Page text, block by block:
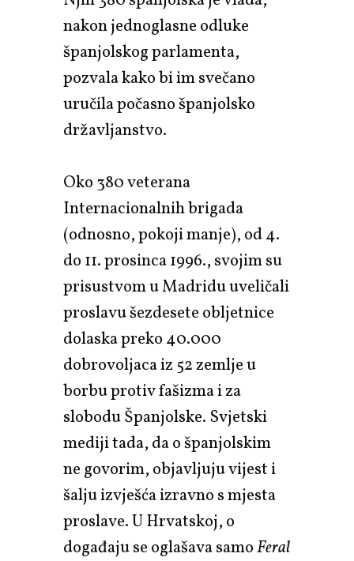
nakon jednoglasne odluke
španjolskog parlamenta,
pozvala kako bi im svečano
uručila počasno španjolsko
državljanstvo.
Oko 380 veterana
Internacionalnih brigada
(odnosno, pokoji manje), od 4.
do 11. prosinca 1996., svojim su
prisustvom u Madridu uveličali
proslavu šezdesete obljetnice
dolaska preko 40.000
dobrovoljaca iz 52 zemlje u
borbu protiv fašizma i za
slobodu Španjolske. Svjetski
mediji tada, da o španjolskim
ne govorim, objavljuju vijest i
šalju izvješća izravno s mjesta
proslave. U Hrvatskoj, o
događaju se oglašava samoFeral